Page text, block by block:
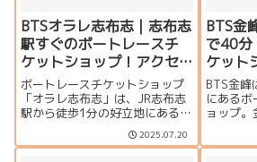
BTSオラレ志布志｜志布志
駅すぐのボートレースチ
ケットショップ！アクセ
ス抜群の舟券売場
ボートレースチケットショップ
「オラレ志布志」は、JR志布志
駅から徒歩1分の好立地にある舟
「サンポートしぶしアピア」内
2025.07.20
BTS金
で40分
ケット
クセス
BTS金峰
にある
ョップ。
ス。落